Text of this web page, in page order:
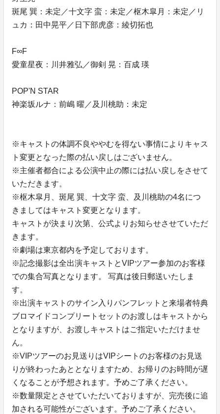
斑尾 巽：未定／十文字 蛮：未定／枢木皐月：未定／リ
ュカ：田中晃平／日下部虎彦：綾切拓也
F∞F
愛童星夜：川井雅弘／御剣 晃：百成 瑛
POP'N STAR
神楽坂ルナ：前嶋 曜／及川桃助：未定
※キャストの体調不良ややむを得ない事情によりキャス
ト変更となった際の払い戻しはございません。
※主催者都合による公演中止の際には払い戻しをさせて
いただきます。
※枢木皐月、斑尾 巽、十文字 蛮、及川桃助の4名につ
きましてはキャスト変更となります。
キャストが決まり次第、公式よりお知らせさせていただ
きます。
※劇場は東京都内を予定しております。
※記念撮影は全出演キャストとVIPツアー参加のお客様
での集合写真となります。 写真は後日郵送いたしま
す。
※出演キャストのサイン入りパンフレットと来場者特典
ブロマイドコンプリートセットのお渡しはキャストから
となりますが、お渡しキャストはご指定いただけませ
ん。
※VIPツアーのお見送りはVIPシートのお客様のお見送
りが終わったあととなりますため、お帰りのお時間が遅
くなることが予想されます。予めご了承ください。
※数量限定とさせていただいておりますが、完売後に追
加される可能性がございます。予めご了承ください。